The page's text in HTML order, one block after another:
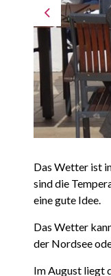
Das Wetter ist
sind die
eine gute Idee.
Das Wetter
der Nordsee
Im August liegt